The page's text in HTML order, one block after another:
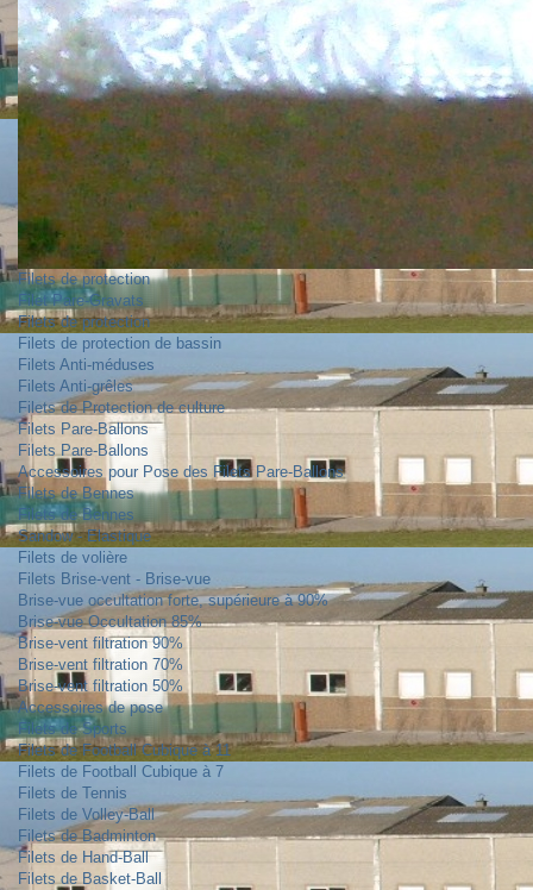
Filets de protection
Filet Pare-Gravats
Filets de protection
Filets de protection de bassin
Filets Anti-méduses
Filets Anti-grêles
Filets de Protection de culture
Filets Pare-Ballons
Filets Pare-Ballons
Accessoires pour Pose des Filets Pare-Ballons
Filets de Bennes
Filets de Bennes
Sandow - Elastique
Filets de volière
Filets Brise-vent - Brise-vue
Brise-vue occultation forte, supérieure à 90%
Brise-vue Occultation 85%
Brise-vent filtration 90%
Brise-vent filtration 70%
Brise-vent filtration 50%
Accessoires de pose
Filets de Sports
Filets de Football Cubique à 11
Filets de Football Cubique à 7
Filets de Tennis
Filets de Volley-Ball
Filets de Badminton
Filets de Hand-Ball
Filets de Basket-Ball